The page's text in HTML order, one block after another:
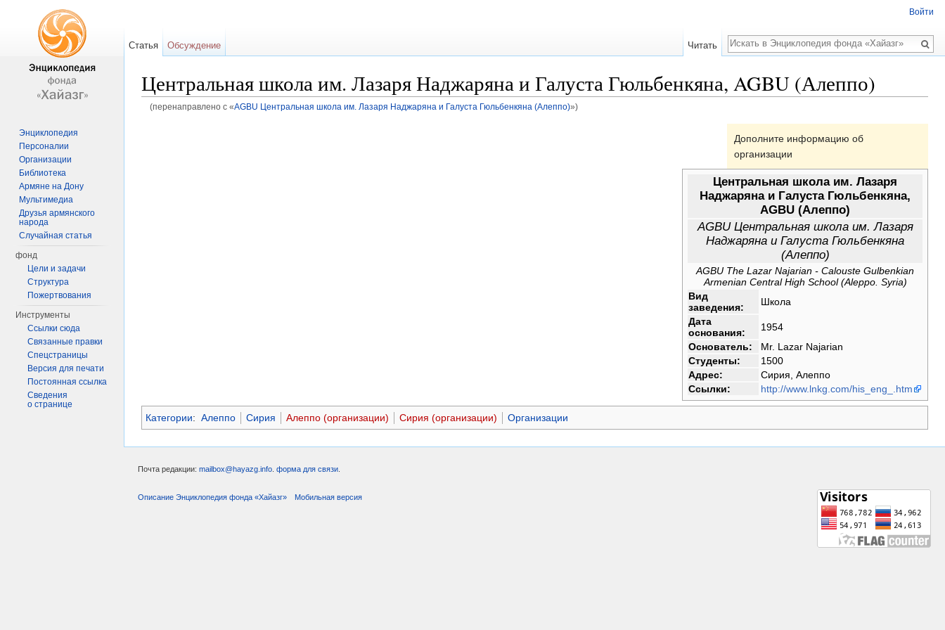
Центральная школа им. Лазаря Наджаряна и Галуста Гюльбенкяна, AGBU (Алеппо)
(перенаправлено с «AGBU Центральная школа им. Лазаря Наджаряна и Галуста Гюльбенкяна (Алеппо)»)
Дополните информацию об
организации
Центральная школа им. Лазаря
Наджаряна и Галуста Гюльбенкяна,
AGBU (Алеппо)
AGBU Центральная школа им. Лазаря
Наджаряна и Галуста Гюльбенкяна
(Алеппо)
AGBU The Lazar Najarian - Calouste Gulbenkian
Armenian Central High School (Aleppo. Syria)
Вид
заведения:
Школа
Дата
основания:
1954
Основатель:
Mr. Lazar Najarian
Студенты:
1500
Адрес:
Сирия, Алеппо
Ссылки:
http://www.lnkg.com/his_eng_.htm
Категории: Алеппо Сирия Алеппо (организации) Сирия (организации) Организации
Войти
Статья Обсуждение Читать
Поиск
Энциклопедия
Персоналии
Организации
Библиотека
Армяне на Дону
Мультимедиа
Друзья армянского
народа
Случайная статья
фонд
Цели и задачи
Структура
Пожертвования
Инструменты
Ссылки сюда
Связанные правки
Спецстраницы
Версия для печати
Постоянная ссылка
Сведения
о странице
Почта редакции: mailbox@hayazg.info форма для связи
Описание Энциклопедия фонда «Хайазг» Мобильная версия